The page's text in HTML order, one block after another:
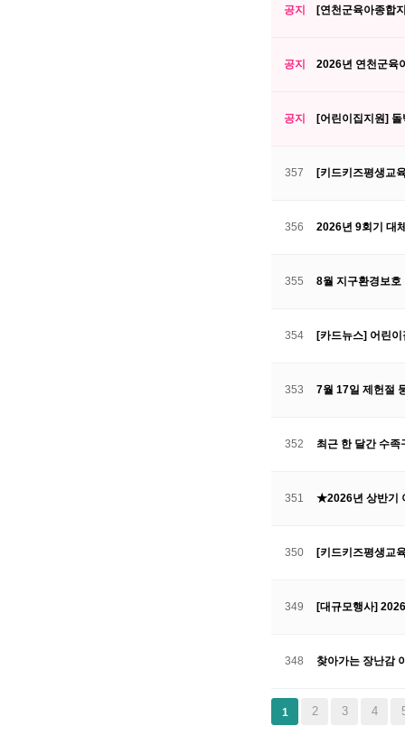
공지 [연천군육아종합
공지 2026년 연천군육
공지 [어린이집지원]
357 [키드키즈평생교
356 2026년 9회기 대
355 8월 지구환경보
354 [카드뉴스] 어린
353 7월 17일 제헌절
352 최근 한 달간 수
351 ★2026년 상반기
350 [키드키즈평생교
349 [대규모행사]
348 찾아가는 장난감
1 2 3 4